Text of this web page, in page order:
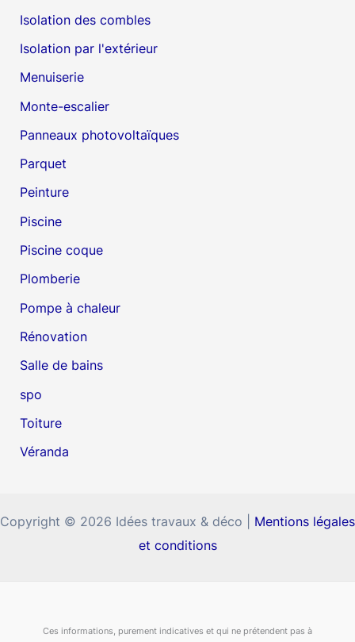
Isolation des combles
Isolation par l'extérieur
Menuiserie
Monte-escalier
Panneaux photovoltaïques
Parquet
Peinture
Piscine
Piscine coque
Plomberie
Pompe à chaleur
Rénovation
Salle de bains
spo
Toiture
Véranda
Copyright © 2026 Idées travaux & déco | Mentions légales
et conditions
Ces informations, purement indicatives et qui ne prétendent pas à